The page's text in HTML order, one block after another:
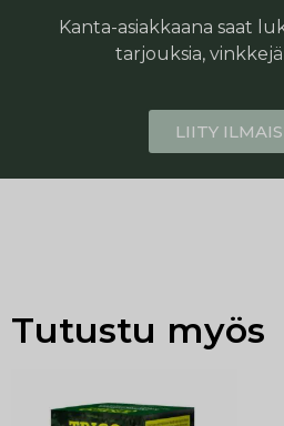
Kanta-asiakkaana saat
tarjouksia,
LIITY
Tutustu myös